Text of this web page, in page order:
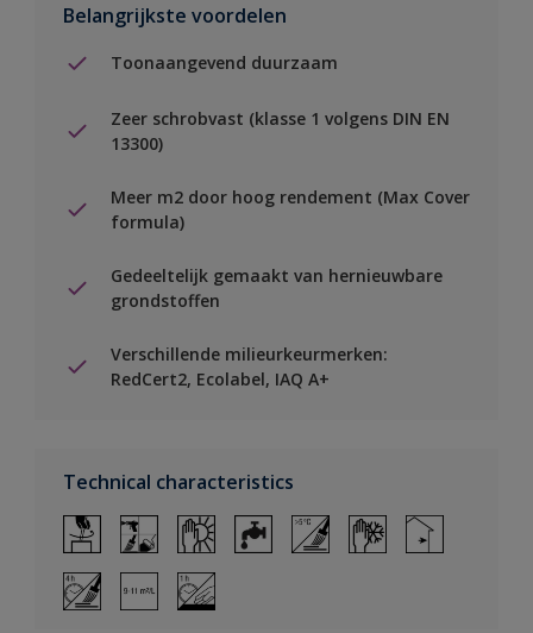
Belangrijkste voordelen
Toonaangevend duurzaam
Zeer schrobvast (klasse 1 volgens DIN EN
13300)
Meer m2 door hoog rendement (Max Cover
formula)
Gedeeltelijk gemaakt van hernieuwbare
grondstoffen
Verschillende milieurkeurmerken:
RedCert2, Ecolabel, IAQ A+
Technical characteristics